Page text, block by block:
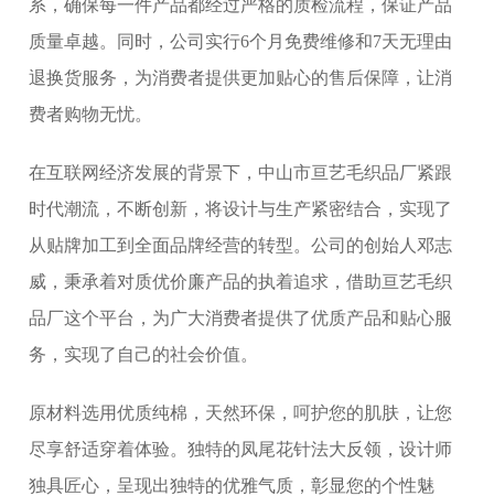
系，确保每一件产品都经过严格的质检流程，保证产品
质量卓越。同时，公司实行6个月免费维修和7天无理由
退换货服务，为消费者提供更加贴心的售后保障，让消
费者购物无忧。
在互联网经济发展的背景下，中山市亘艺毛织品厂紧跟
时代潮流，不断创新，将设计与生产紧密结合，实现了
从贴牌加工到全面品牌经营的转型。公司的创始人邓志
威，秉承着对质优价廉产品的执着追求，借助亘艺毛织
品厂这个平台，为广大消费者提供了优质产品和贴心服
务，实现了自己的社会价值。
原材料选用优质纯棉，天然环保，呵护您的肌肤，让您
尽享舒适穿着体验。独特的凤尾花针法大反领，设计师
独具匠心，呈现出独特的优雅气质，彰显您的个性魅